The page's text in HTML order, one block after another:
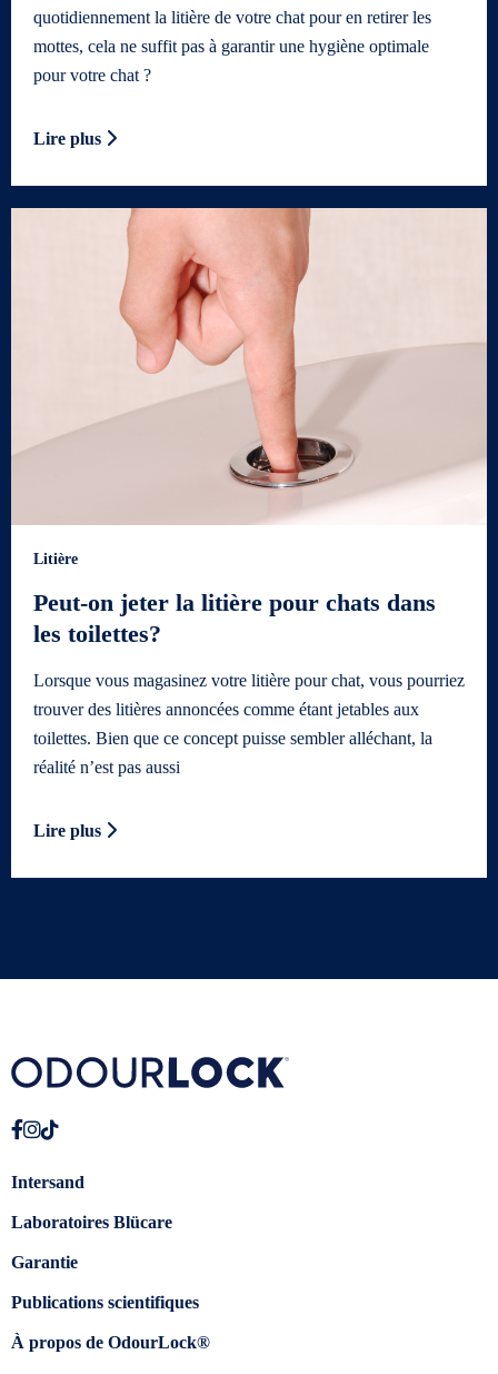
quotidiennement la litière de votre chat pour en retirer les
mottes, cela ne suffit pas à garantir une hygiène optimale
pour votre chat ?
Lire plus
Litière
Peut-on jeter la litière pour chats dans
les toilettes?
Lorsque vous magasinez votre litière pour chat, vous pourriez
trouver des litières annoncées comme étant jetables aux
toilettes. Bien que ce concept puisse sembler alléchant, la
réalité n’est pas aussi
Lire plus
Intersand
Laboratoires Blücare
Garantie
Publications scientifiques
À propos de OdourLock®